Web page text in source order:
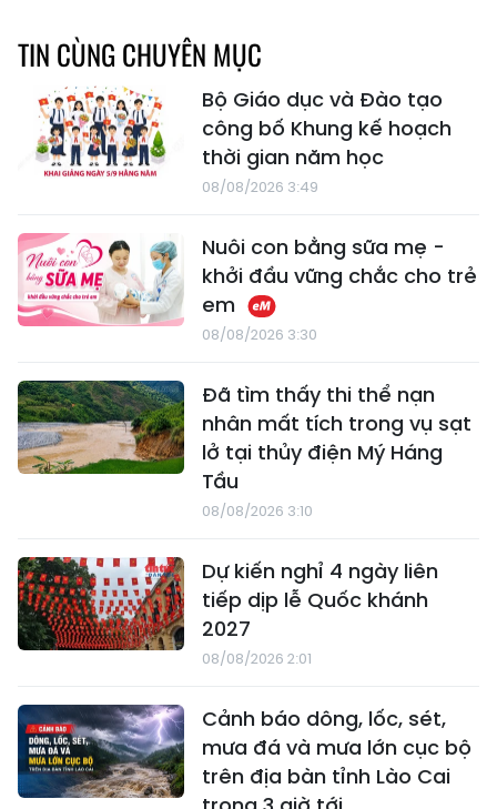
TIN CÙNG CHUYÊN MỤC
Bộ Giáo dục và Đào tạo
công bố Khung kế hoạch
thời gian năm học
08/08/2026 3:49
Nuôi con bằng sữa mẹ -
khởi đầu vững chắc cho trẻ
em
08/08/2026 3:30
Đã tìm thấy thi thể nạn
nhân mất tích trong vụ sạt
lở tại thủy điện Mý Háng
Tầu
08/08/2026 3:10
Dự kiến nghỉ 4 ngày liên
tiếp dịp lễ Quốc khánh
2027
08/08/2026 2:01
Cảnh báo dông, lốc, sét,
mưa đá và mưa lớn cục bộ
trên địa bàn tỉnh Lào Cai